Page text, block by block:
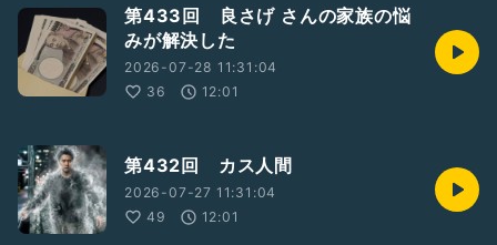
第433回 良さげ さんの家族の悩
みが解決した
2026-07-28 11:31:04
36
12:01
第432回 カス人間
2026-07-27 11:31:04
49
12:01